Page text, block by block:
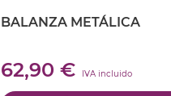
BALANZA METÁLICA
62,90 € IVA incluido